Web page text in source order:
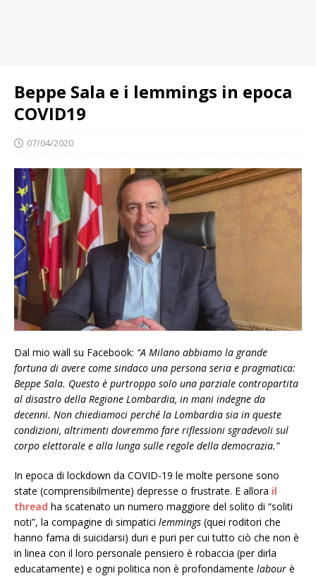
Beppe Sala e i lemmings in epoca
COVID19
07/04/2020
Dal mio wall su Facebook: “A Milano abbiamo la grande
fortuna di avere come sindaco una persona seria e pragmatica:
Beppe Sala. Questo è purtroppo solo una parziale contropartita
al disastro della Regione Lombardia, in mani indegne da
decenni. Non chiediamoci perché la Lombardia sia in queste
condizioni, altrimenti dovremmo fare riflessioni sgradevoli sul
corpo elettorale e alla lunga sulle regole della democrazia.”
In epoca di lockdown da COVID-19 le molte persone sono
state (comprensibilmente) depresse o frustrate. E allora il
thread ha scatenato un numero maggiore del solito di “soliti
noti”, la compagine di simpatici lemmings (quei roditori che
hanno fama di suicidarsi) duri e puri per cui tutto ciò che non è
in linea con il loro personale pensiero è robaccia (per dirla
educatamente) e ogni politica non è profondamente labour è